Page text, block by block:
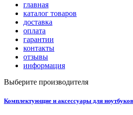
главная
каталог товаров
доставка
оплата
гарантии
контакты
отзывы
информация
Выберите производителя
Комплектующие и аксессуары для ноутбуков